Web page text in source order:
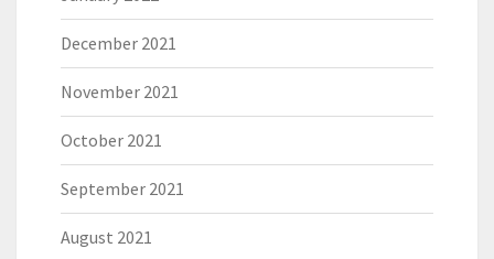
December 2021
November 2021
October 2021
September 2021
August 2021